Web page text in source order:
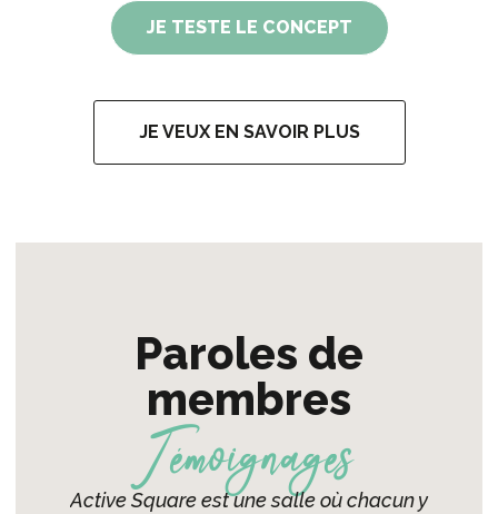
JE TESTE LE CONCEPT
JE VEUX EN SAVOIR PLUS
Active Square est une salle où chacun y
Paroles de
membres
Témoignages